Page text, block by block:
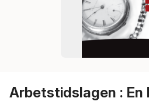
Arbetstidslagen : En